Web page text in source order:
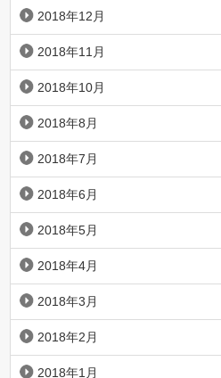
2018年12月
2018年11月
2018年10月
2018年8月
2018年7月
2018年6月
2018年5月
2018年4月
2018年3月
2018年2月
2018年1月